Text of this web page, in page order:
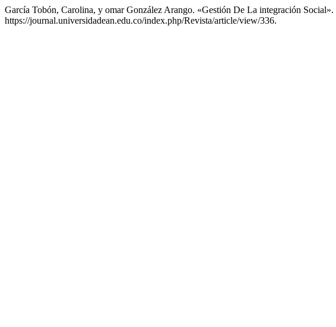
García Tobón, Carolina, y omar González Arango. «Gestión De La integración Social».
https://journal.universidadean.edu.co/index.php/Revista/article/view/336.